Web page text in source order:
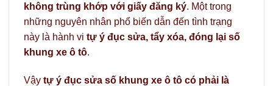
không trùng khớp với giấy đăng ký. Một trong
những nguyên nhân phổ biến dẫn đến tình trạng
này là hành vi tự ý đục sửa, tẩy xóa, đóng lại số
khung xe ô tô.
Vậy tự ý đục sửa số khung xe ô tô có phải là